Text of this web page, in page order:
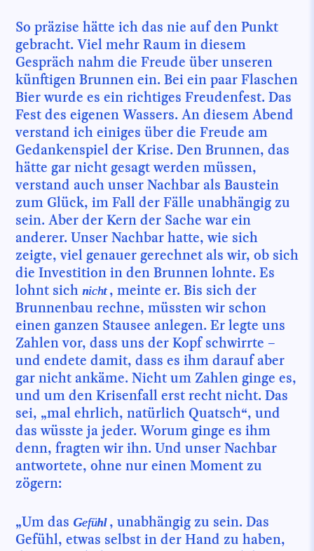
So präzise hätte ich das nie auf den Punkt
gebracht. Viel mehr Raum in diesem
Gespräch nahm die Freude über unseren
künftigen Brunnen ein. Bei ein paar Flaschen
Bier wurde es ein richtiges Freudenfest. Das
Fest des eigenen Wassers. An diesem Abend
verstand ich einiges über die Freude am
Gedankenspiel der Krise. Den Brunnen, das
hätte gar nicht gesagt werden müssen,
verstand auch unser Nachbar als Baustein
zum Glück, im Fall der Fälle unabhängig zu
sein. Aber der Kern der Sache war ein
anderer. Unser Nachbar hatte, wie sich
zeigte, viel genauer gerechnet als wir, ob sich
die Investition in den Brunnen lohnte. Es
lohnt sich nicht , meinte er. Bis sich der
Brunnenbau rechne, müssten wir schon
einen ganzen Stausee anlegen. Er legte uns
Zahlen vor, dass uns der Kopf schwirrte –
und endete damit, dass es ihm darauf aber
gar nicht ankäme. Nicht um Zahlen ginge es,
und um den Krisenfall erst recht nicht. Das
sei, „mal ehrlich, natürlich Quatsch“, und
das wüsste ja jeder. Worum ginge es ihm
denn, fragten wir ihn. Und unser Nachbar
antwortete, ohne nur einen Moment zu
zögern:
„Um das Gefühl , unabhängig zu sein. Das
Gefühl, etwas selbst in der Hand zu haben,